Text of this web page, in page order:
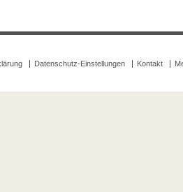
Datenschutz-Einstellungen Kontakt